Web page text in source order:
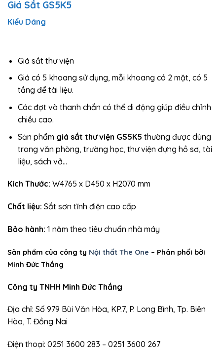
Giá Sắt GS5K5
Kiểu Dáng
Giá sắt thư viện
Giá có 5 khoang sử dụng, mỗi khoang có 2 mặt, có 5
tầng để tài liệu.
Các đợt và thanh chắn có thể di động giúp điều chỉnh
chiều cao.
Sản phẩm giá sắt thư viện GS5K5 thường được dùng
trong văn phòng, trường học, thư viện đựng hồ sơ, tài
liệu, sách vở…
Kích Thước: W4765 x D450 x H2070 mm
Chất liệu: Sắt sơn tĩnh điện cao cấp
Bảo hành: 1 năm theo tiêu chuẩn nhà máy
Sản phẩm của công ty Nội thất The One – Phân phối bởi
Minh Đức Thắng
Công ty TNHH Minh Đức Thắng
Địa chỉ: Số 979 Bùi Văn Hòa, KP.7, P. Long Bình, Tp. Biên
Hòa, T. Đồng Nai
Điện thoại: 0251 3600 283 – 0251 3600 267